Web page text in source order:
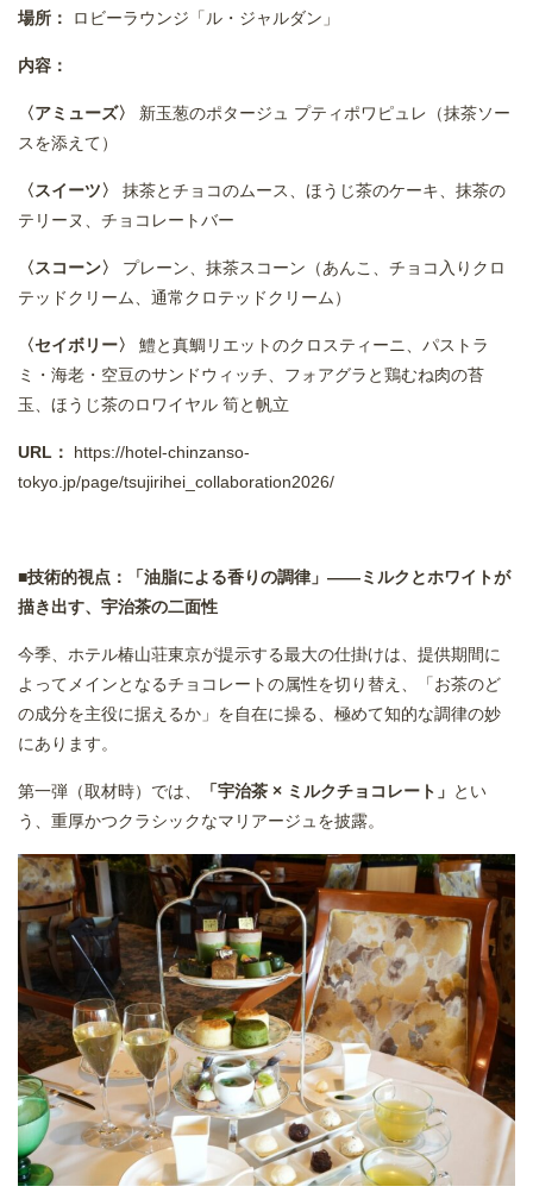
場所： ロビーラウンジ「ル・ジャルダン」
内容：
〈アミューズ〉
新玉葱のポタージュ プティポワピュレ（抹茶ソー
スを添えて）
〈スイーツ〉
抹茶とチョコのムース、ほうじ茶のケーキ、抹茶の
テリーヌ、チョコレートバー
〈スコーン〉
プレーン、抹茶スコーン（あんこ、チョコ入りクロ
テッドクリーム、通常クロテッドクリーム）
〈セイボリー〉
鱧と真鯛リエットのクロスティーニ、パストラ
ミ・海老・空豆のサンドウィッチ、フォアグラと鶏むね肉の苔
玉、ほうじ茶のロワイヤル 筍と帆立
URL：
https://hotel-chinzanso-
tokyo.jp/page/tsujirihei_collaboration2026/
■技術的視点：「油脂による香りの調律」——ミルクとホワイトが
描き出す、宇治茶の二面性
今季、ホテル椿山荘東京が提示する最大の仕掛けは、提供期間に
よってメインとなるチョコレートの属性を切り替え、「お茶のど
の成分を主役に据えるか」を自在に操る、極めて知的な調律の妙
にあります。
第一弾（取材時）では、 「宇治茶 × ミルクチョコレート」 とい
う、重厚かつクラシックなマリアージュを披露。